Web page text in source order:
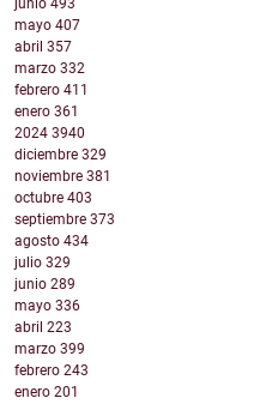
junio 493
mayo 407
abril 357
marzo 332
febrero 411
enero 361
2024 3940
diciembre 329
noviembre 381
octubre 403
septiembre 373
agosto 434
julio 329
junio 289
mayo 336
abril 223
marzo 399
febrero 243
enero 201